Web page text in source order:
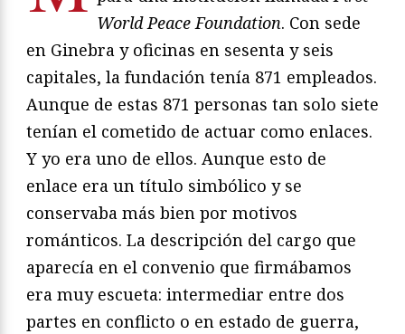
World Peace Foundation. Con sede
en Ginebra y oficinas en sesenta y seis
capitales, la fundación tenía 871 empleados.
Aunque de estas 871 personas tan solo siete
tenían el cometido de actuar como enlaces.
Y yo era uno de ellos. Aunque esto de
enlace era un título simbólico y se
conservaba más bien por motivos
románticos. La descripción del cargo que
aparecía en el convenio que firmábamos
era muy escueta: intermediar entre dos
partes en conflicto o en estado de guerra,